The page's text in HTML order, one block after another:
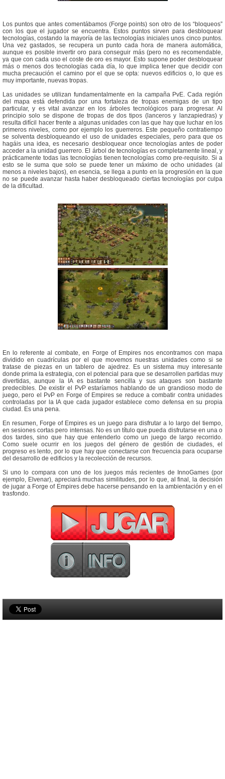
Los puntos que antes comentábamos (Forge points) son otro de los “bloqueos”
con los que el jugador se encuentra. Estos puntos sirven para desbloquear
tecnologías, costando la mayoría de las tecnologías iniciales unos cinco puntos.
Una vez gastados, se recupera un punto cada hora de manera automática,
aunque es posible invertir oro para conseguir más (pero no es recomendable,
ya que con cada uso el coste de oro es mayor. Esto supone poder desbloquear
más o menos dos tecnologías cada día, lo que implica tener que decidir con
mucha precaución el camino por el que se opta: nuevos edificios o, lo que es
muy importante, nuevas tropas.
Las unidades se utilizan fundamentalmente en la campaña PvE. Cada región
del mapa está defendida por una fortaleza de tropas enemigas de un tipo
particular, y es vital avanzar en los árboles tecnológicos para progresar. Al
principio solo se dispone de tropas de dos tipos (lanceros y lanzapiedras) y
resulta difícil hacer frente a algunas unidades con las que hay que luchar en los
primeros niveles, como por ejemplo los guerreros. Este pequeño contratiempo
se solventa desbloqueando el uso de unidades especiales, pero para que os
hagáis una idea, es necesario desbloquear once tecnologías antes de poder
acceder a la unidad guerrero. El árbol de tecnologías es completamente lineal, y
prácticamente todas las tecnologías tienen tecnologías como pre-requisito. Si a
esto se le suma que solo se puede tener un máximo de ocho unidades (al
menos a niveles bajos), en esencia, se llega a punto en la progresión en la que
no se puede avanzar hasta haber desbloqueado ciertas tecnologías por culpa
de la dificultad.
En lo referente al combate, en Forge of Empires nos encontramos con mapa
dividido en cuadrículas por el que movemos nuestras unidades como si se
tratase de piezas en un tablero de ajedrez. Es un sistema muy interesante
donde prima la estrategia, con el potencial para que se desarrollen partidas muy
divertidas, aunque la IA es bastante sencilla y sus ataques son bastante
predecibles. De existir el PvP estaríamos hablando de un grandioso modo de
juego, pero el PvP en Forge of Empires se reduce a combatir contra unidades
controladas por la IA que cada jugador establece como defensa en su propia
ciudad. Es una pena.
En resumen, Forge of Empires es un juego para disfrutar a lo largo del tiempo,
en sesiones cortas pero intensas. No es un título que pueda disfrutarse en una o
dos tardes, sino que hay que entenderlo como un juego de largo recorrido.
Como suele ocurrir en los juegos del género de gestión de ciudades, el
progreso es lento, por lo que hay que conectarse con frecuencia para ocuparse
del desarrollo de edificios y la recolección de recursos.
Si uno lo compara con uno de los juegos más recientes de InnoGames (por
ejemplo, Elvenar), apreciará muchas similitudes, por lo que, al final, la decisión
de jugar a Forge of Empires debe hacerse pensando en la ambientación y en el
trasfondo.